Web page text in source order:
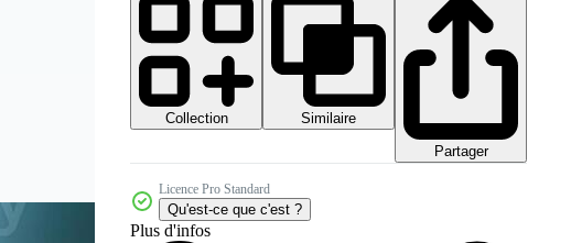
Collection
Similaire
Partager
Licence Pro Standard
Qu'est-ce que c'est ?
Plus d'infos